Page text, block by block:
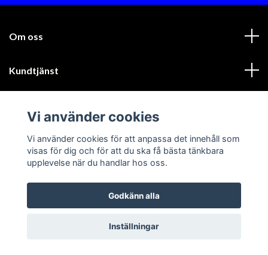
Om oss
Kundtjänst
Sociala medier
© 2026 GIK Racing AB
Vi använder cookies
Vi använder cookies för att anpassa det innehåll som
visas för dig och för att du ska få bästa tänkbara
upplevelse när du handlar hos oss.
Godkänn alla
Inställningar